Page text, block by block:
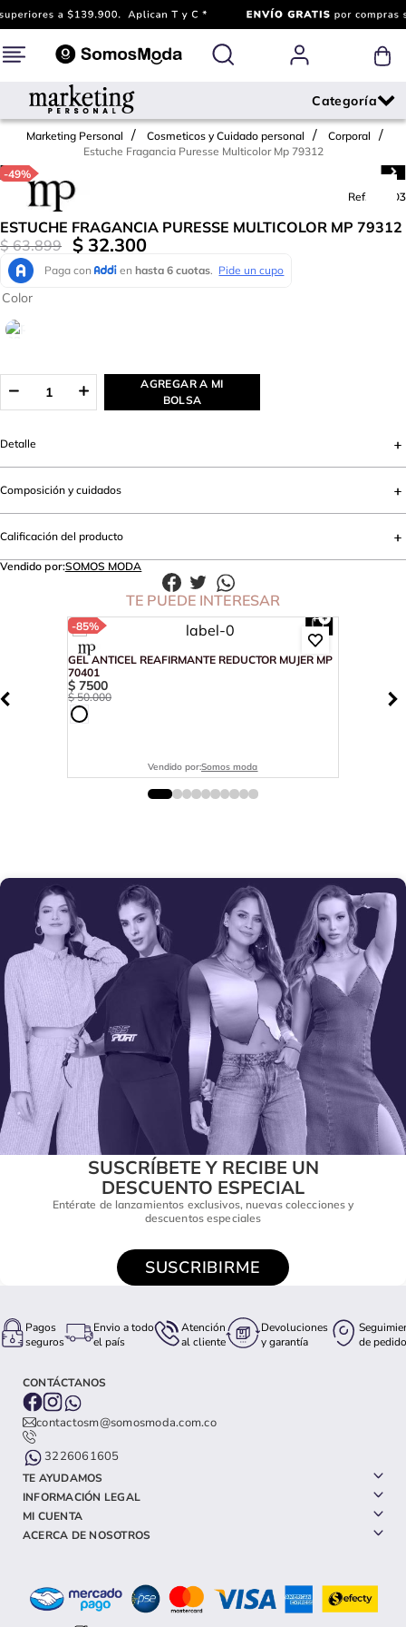
Marketing Personal Cosmeticos y Cuidado personal
Corporal
Estuche Fragancia Puresse Multicolor Mp 79312
-49%
Ref.
621703
ESTUCHE FRAGANCIA PURESSE MULTICOLOR MP 79312
$ 63.899 $ 32.300
Color
AGREGAR A MI
BOLSA
Detalle
Composición y cuidados
Calificación del producto
Vendido por:SOMOS MODA
TE PUEDE INTERESAR
-85%
GEL ANTICEL REAFIRMANTE REDUCTOR MUJER MP
70401
$ 7500
$ 50.000
Vendido por:Somos moda
SUSCRÍBETE Y RECIBE UN
DESCUENTO ESPECIAL
Entérate de lanzamientos exclusivos, nuevas colecciones y
descuentos especiales
SUSCRIBIRME
Pagos
seguros
Envio a todo
el país
Atención
al cliente
Devoluciones
y garantía
de pedido
CONTÁCTANOS
contactosm@somosmoda.com.co
3226061605
TE AYUDAMOS
INFORMACIÓN LEGAL
MI CUENTA
ACERCA DE NOSOTROS